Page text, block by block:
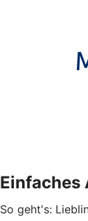
Einfaches
So geht's: